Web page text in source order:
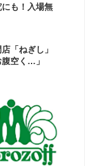
も！入場無
「ねぎし」
空く…」